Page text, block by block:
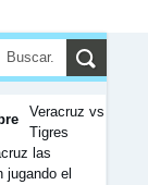
Veracruz vs
Tigres
las
jugando el
▼